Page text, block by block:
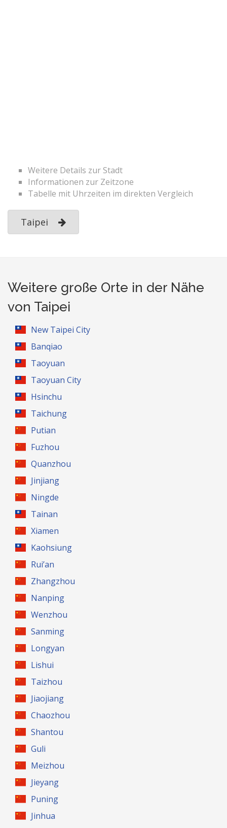
Weitere Details zur Stadt
Informationen zur Zeitzone
Tabelle mit Uhrzeiten im direkten Vergleich
Taipei
Weitere große Orte in der Nähe
von Taipei
New Taipei City
Banqiao
Taoyuan
Taoyuan City
Hsinchu
Taichung
Putian
Fuzhou
Quanzhou
Jinjiang
Ningde
Tainan
Xiamen
Kaohsiung
Rui’an
Zhangzhou
Nanping
Wenzhou
Sanming
Longyan
Lishui
Taizhou
Jiaojiang
Chaozhou
Shantou
Guli
Meizhou
Jieyang
Puning
Jinhua